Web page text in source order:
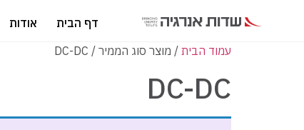
דף הבית אודות
עמוד הבית / מוצר סוג הממיר / DC-DC
DC-DC